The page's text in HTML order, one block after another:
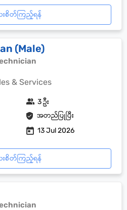
စိတ်ကြည့်ရန်
(Male)
& Services
အတည်ပြုပြီး
3 ဦး
13 Jul 2026
စိတ်ကြည့်ရန်